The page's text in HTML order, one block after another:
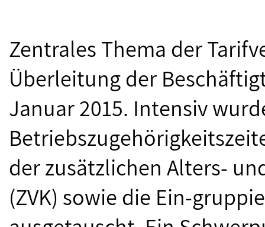
Zentrales Thema der
Überleitung der
Januar 2015. Intensiv
der zusätzlichen Alters-
(ZVK) sowie die Ein-